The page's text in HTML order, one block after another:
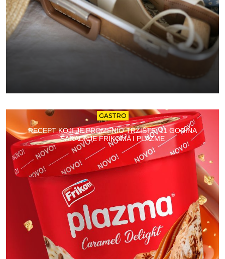
GASTRO
RECEPT KOJI JE PROMENIO TRŽIŠTE: 11 GODINA
SARADNJE FRIKOMA I PLAZME